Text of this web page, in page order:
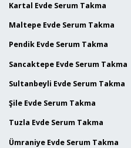
Kartal Evde Serum Takma
Maltepe Evde Serum Takma
Pendik Evde Serum Takma
Sancaktepe Evde Serum Takma
Sultanbeyli Evde Serum Takma
Şile Evde Serum Takma
Tuzla Evde Serum Takma
Ümraniye Evde Serum Takma